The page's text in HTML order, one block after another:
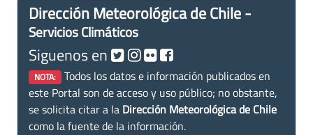
Dirección Meteorológica de Chile -
Servicios Climáticos
Siguenos en
NOTA: Todos los datos e información publicados en
este Portal son de acceso y uso público; no obstante,
se solicita citar a la Dirección Meteorológica de Chile
como la fuente de la información.